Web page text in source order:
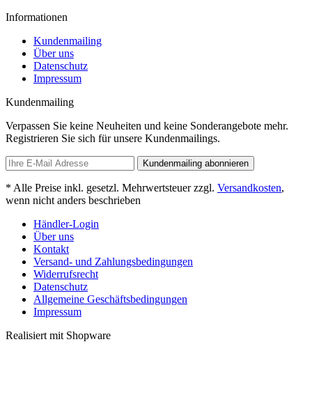
Informationen
Kundenmailing
Über uns
Datenschutz
Impressum
Kundenmailing
Verpassen Sie keine Neuheiten und keine Sonderangebote mehr.
Registrieren Sie sich für unsere Kundenmailings.
Kundenmailing abonnieren
* Alle Preise inkl. gesetzl. Mehrwertsteuer zzgl. Versandkosten,
wenn nicht anders beschrieben
Händler-Login
Über uns
Kontakt
Versand- und Zahlungsbedingungen
Widerrufsrecht
Datenschutz
Allgemeine Geschäftsbedingungen
Impressum
Realisiert mit Shopware